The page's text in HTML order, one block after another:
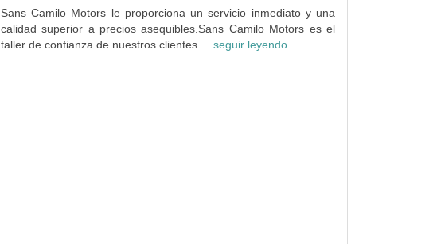
Sans Camilo Motors le proporciona un servicio inmediato y una
calidad superior a precios asequibles.Sans Camilo Motors es el
taller de confianza de nuestros clientes.... seguir leyendo